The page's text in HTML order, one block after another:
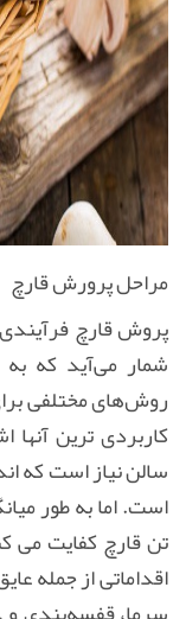
مراحل پرورش قارچ
پروش قارچ
شمار می‌آید که
روش‌های مختلفی
کاربردی ترین
سالن نیاز است که
تن قارچ کفایت می
اقداماتی از جمله